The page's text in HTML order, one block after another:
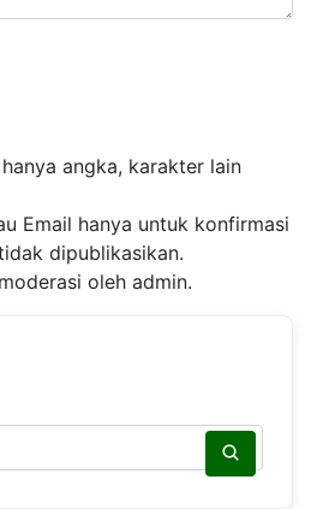
angka, karakter lain
Email hanya untuk konfirmasi
dipublikasikan.
oleh admin.